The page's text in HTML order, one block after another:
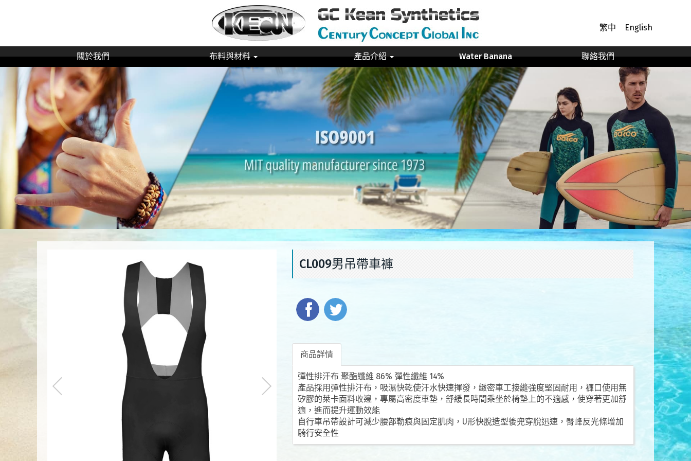
繁中 English
關於我們 布料與材料 產品介紹 Water Banana 聯絡我們
CL009男吊帶車褲
商品詳情
彈性排汗布 聚酯纖維 86% 彈性纖維 14%
產品採用彈性排汗布，吸濕快乾使汗水快速揮發，緻密車工接縫強度堅固耐用，褲口使用無
矽膠的萊卡面料收邊，專屬高密度車墊，舒緩長時間乘坐於椅墊上的不適感，使穿著更加舒
適，進而提升運動效能
自行車吊帶設計可減少腰部勒痕與固定肌肉，U形快脫造型後兜穿脫迅速，臀峰反光條增加
騎行安全性